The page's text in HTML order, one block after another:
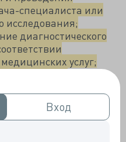
Вход
Вход
специалиста или
исследования;
диагностического
медицинских услуг;
по международной
впервые